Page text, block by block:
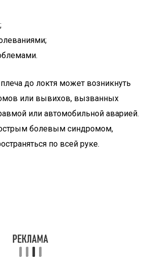
до локтя может возникнуть
или вывихов, вызванных
или автомобильной аварией.
болевым синдромом,
по всей руке.